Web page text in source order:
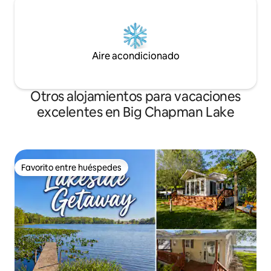
Aire acondicionado
Otros alojamientos para vacaciones
excelentes en Big Chapman Lake
Favorito entre huéspedes
Favorito entre huéspedes